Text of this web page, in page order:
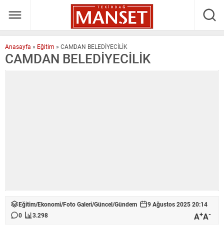
Anasayfa » Eğitim » CAMDAN BELEDİYECİLİK
CAMDAN BELEDİYECİLİK
Eğitim/Ekonomi/Foto Galeri/Güncel/Gündem
9 Ağustos 2025 20:14
0
3.298 A+A-